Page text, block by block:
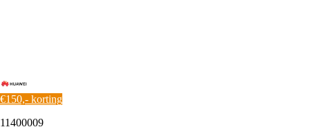
€150,- korting
11400009